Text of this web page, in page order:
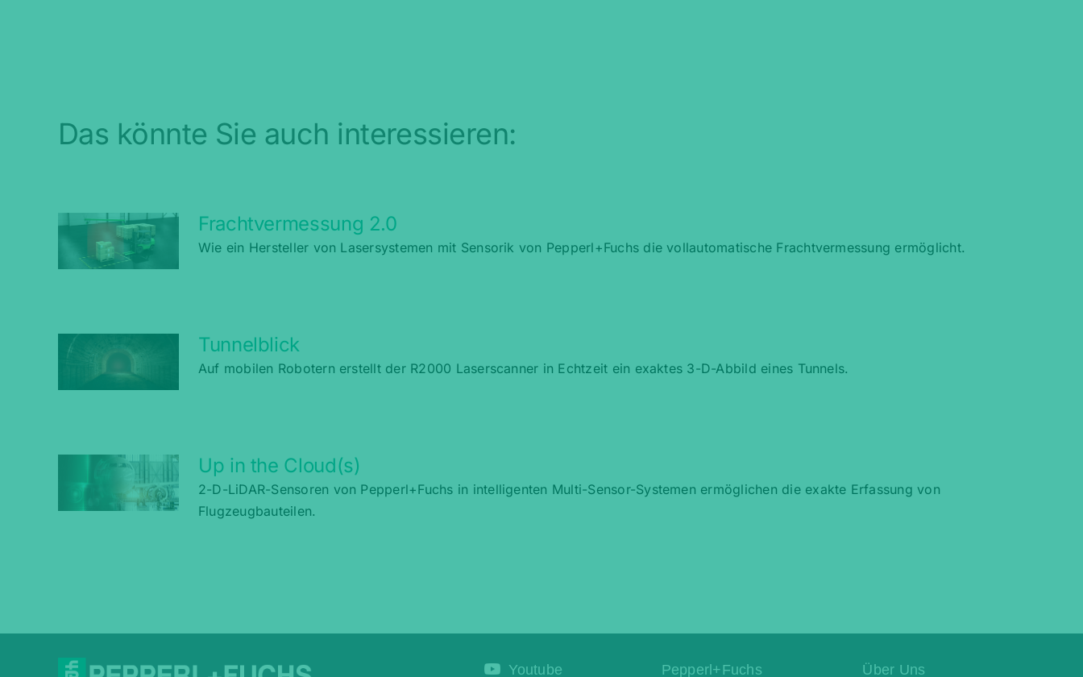
Das könnte Sie auch interessieren:
Frachtvermessung 2.0
Wie ein Hersteller von Lasersystemen mit Sensorik von Pepperl+Fuchs die vollautomatische Frachtvermessung ermöglicht.
Tunnelblick
Auf mobilen Robotern erstellt der R2000 Laserscanner in Echtzeit ein exaktes 3-D-Abbild eines Tunnels.
Up in the Cloud(s)
2-D-LiDAR-Sensoren von Pepperl+Fuchs in intelligenten Multi-Sensor-Systemen ermöglichen die exakte Erfassung von
Flugzeugbauteilen.
Youtube Pepperl+Fuchs Über Uns